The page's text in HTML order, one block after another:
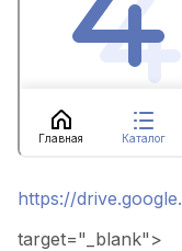
https://
target="_blank">